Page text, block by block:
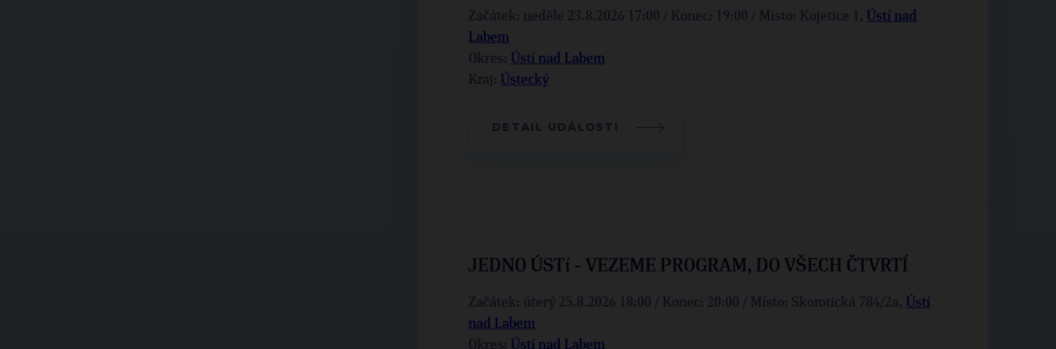
Začátek: neděle 23.8.2026 17:00 / Konec: 19:00 / Místo: Kojetice 1, Ústí nad
Labem
Okres: Ústí nad Labem
Kraj: Ústecký
DETAIL UDÁLOSTI
JEDNO ÚSTí - VEZEME PROGRAM, DO VŠECH ČTVRTÍ
Začátek: úterý 25.8.2026 18:00 / Konec: 20:00 / Místo: Skorotická 784/2a, Ústí
nad Labem
Okres: Ústí nad Labem